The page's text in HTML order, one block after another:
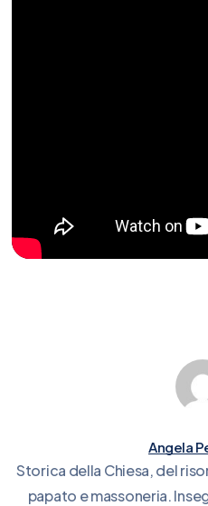
Angela
Storica della Chiesa, del
papato e massoneria.